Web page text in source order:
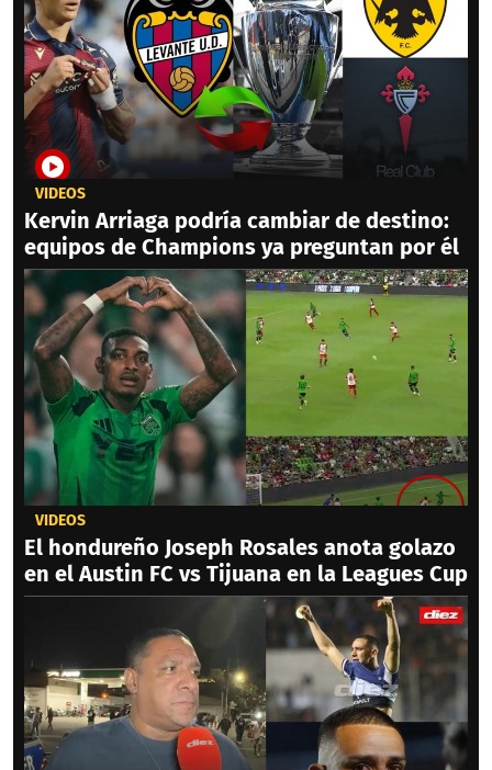
VIDEOS
Kervin Arriaga podría cambiar de destino:
equipos de Champions ya preguntan por él
VIDEOS
El hondureño Joseph Rosales anota golazo
en el Austin FC vs Tijuana en la Leagues Cup